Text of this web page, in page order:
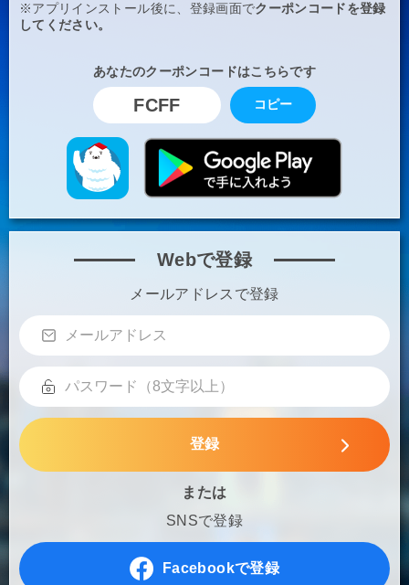
※アプリインストール後に、登録画面でクーポンコードを登録
してください。
あなたのクーポンコードはこちらです
FCFF コピー
Webで登録
メールアドレスで登録
登録
または
SNSで登録
Facebookで登録